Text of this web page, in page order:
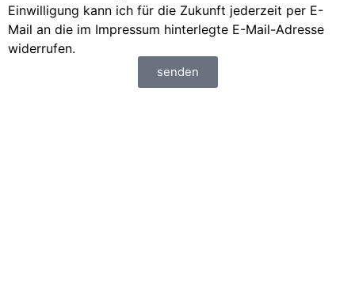
Einwilligung kann ich für die Zukunft jederzeit per E-
Mail an die im Impressum hinterlegte E-Mail-Adresse
widerrufen.
senden